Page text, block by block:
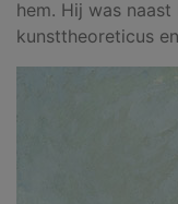
hem. Hij was
kunsttheoreticus